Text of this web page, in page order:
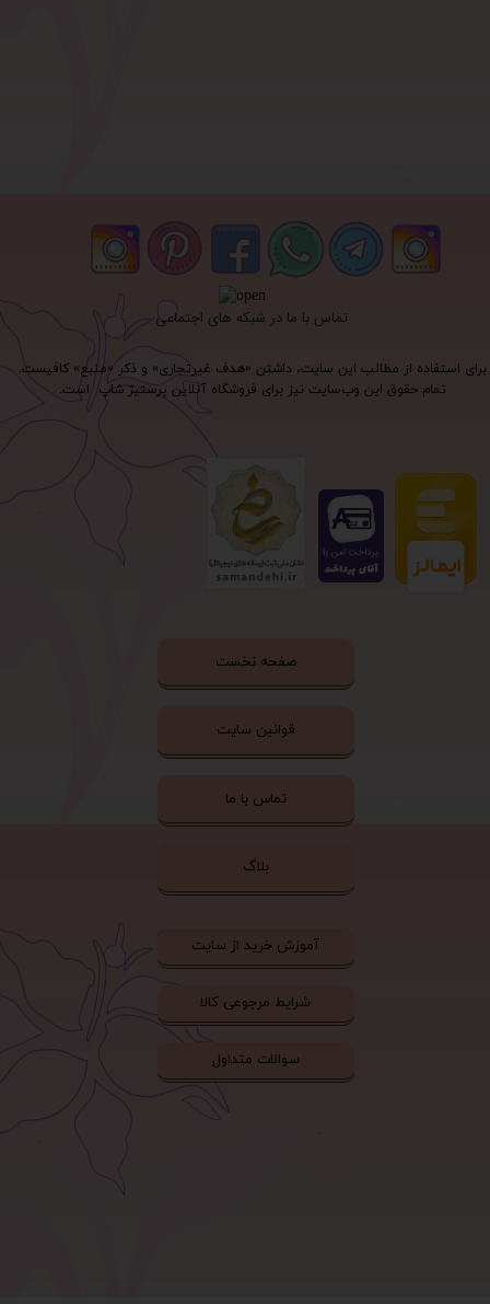
برای استفاده از مطالب این سایت، داشتن «هدف غیرتجاری» و ذکر «منبع» کافیست.
تمام حقوق اين وب‌سايت نیز برای فروشگاه آنلاین پرستیژ شاپ است.
تماس با ما در شبکه های اجتماعی
صفحه نخست
قوانین سایت
تماس با ما
بلاگ
آموزش خرید از سایت
شرایط مرجوعی کالا
سوالات متداول